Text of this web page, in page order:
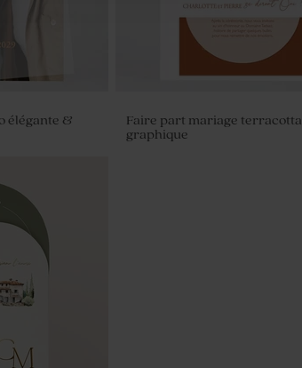
or et blanc
élégante &
Faire part mariage terracotta
graphique